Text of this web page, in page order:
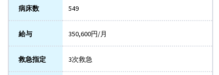
病床数 549
給与 350,600円/月
救急指定 3次救急